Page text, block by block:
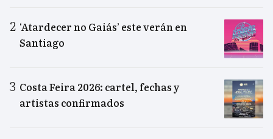
‘Atardecer no Gaiás’ este verán en
Santiago
Costa Feira 2026: cartel, fechas y
artistas confirmados